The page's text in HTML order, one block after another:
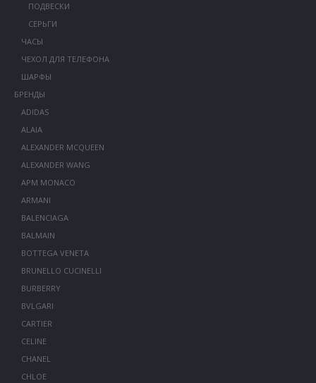
ПОДВЕСКИ
СЕРЬГИ
ЧАСЫ
ЧЕХОЛ ДЛЯ ТЕЛЕФОНА
ШАРФЫ
БРЕНДЫ
ADIDAS
ALAIA
ALEXANDER MCQUEEN
ALEXANDER WANG
APM MONACO
ARMANI
BALENCIAGA
BALMAIN
BOTTEGA VENETA
BRUNELLO CUCINELLI
BURBERRY
BVLGARI
CARTIER
CELINE
CHANEL
CHLOE